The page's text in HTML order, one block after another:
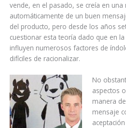
vende, en el pasado, se creía en una
automáticamente de un buen
del producto, pero desde los años
cuestionar esta teoría dado que en
influyen numerosos factores de
difíciles de racionalizar.
No
aspectos
manera
mensaje